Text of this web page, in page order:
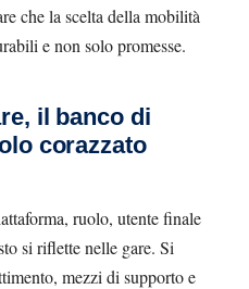
che la scelta della mobilità
e non solo promesse.
il banco di
corazzato
ruolo, utente finale
si riflette nelle gare. Si
mezzi di supporto e